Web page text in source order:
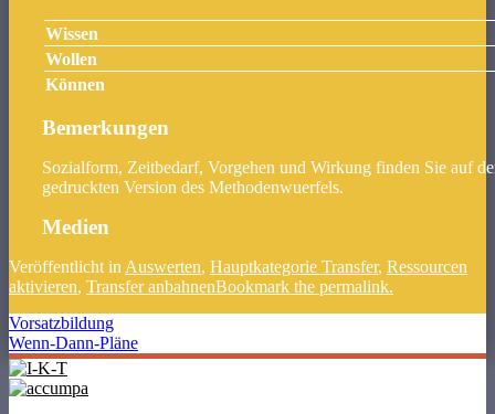
Wissen
Wollen
Können
Bemerkungen
Sozialform, Zeitbedarf, Vorgehen und Wirkung finden Sie auf
gedruckten Version des Methodenwuerfels.
Medien
Veröffentlicht in Auswerten, Hauptkategorie Transfer, Ressourcen
aktivieren, Transfer anbahnenBookmark the permalink.
Beitragsnavigation
Vorsatzbildung
Wenn-Dann-Pläne